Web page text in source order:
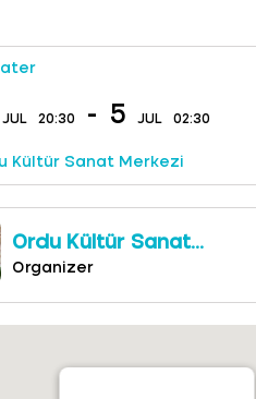
JUL 20:30 - 5 JUL 02:30
Kültür Sanat Merkezi
Ordu Kültür Sanat
Merkezi
Organizer